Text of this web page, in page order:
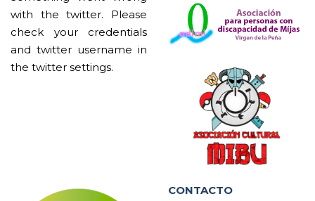
with the twitter. Please
check your credentials
and twitter username in
the twitter settings.
CONTACTO